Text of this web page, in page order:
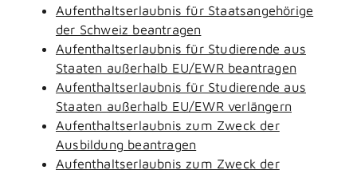
Aufenthaltserlaubnis für Staatsangehörige
der Schweiz beantragen
Aufenthaltserlaubnis für Studierende aus
Staaten außerhalb EU/EWR beantragen
Aufenthaltserlaubnis für Studierende aus
Staaten außerhalb EU/EWR verlängern
Aufenthaltserlaubnis zum Zweck der
Ausbildung beantragen
Aufenthaltserlaubnis zum Zweck der